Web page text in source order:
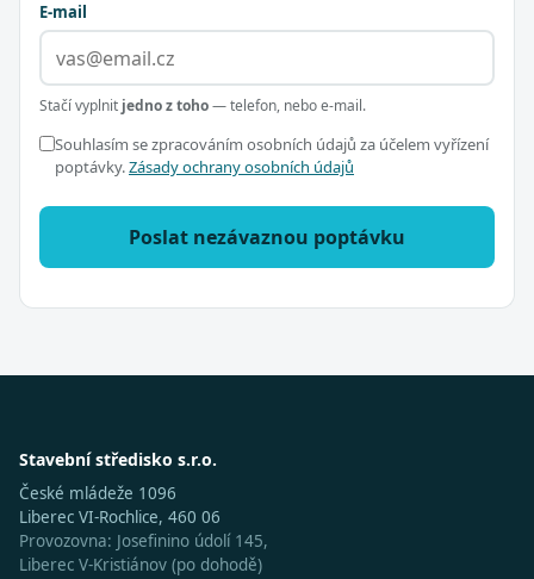
E-mail
Stačí vyplnit jedno z toho— telefon, nebo e-mail.
Souhlasím se zpracováním osobních údajů za účelem vyřízení
poptávky.Zásady ochrany osobních údajů
Poslat nezávaznou poptávku
Stavební středisko s.r.o.
České mládeže 1096
Liberec VI-Rochlice, 460 06
Provozovna: Josefinino údolí 145,
Liberec V-Kristiánov (po dohodě)